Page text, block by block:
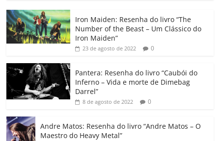
c
e
b
o
o
k
itt
er
at
s
A
p
e
dI
gl
e
Cl
a
ss
ro
o
p
y
Li
k
m
p
h
ar
Iron Maiden: Resenha do livro “The
Number of the Beast – Um Clássico do
Iron Maiden”
23 de agosto de 2022 0
Pantera: Resenha do livro “Caubói do
Inferno – Vida e morte de Dimebag
Darrel”
8 de agosto de 2022 0
Andre Matos: Resenha do livro “Andre Matos – O
Maestro do Heavy Metal”